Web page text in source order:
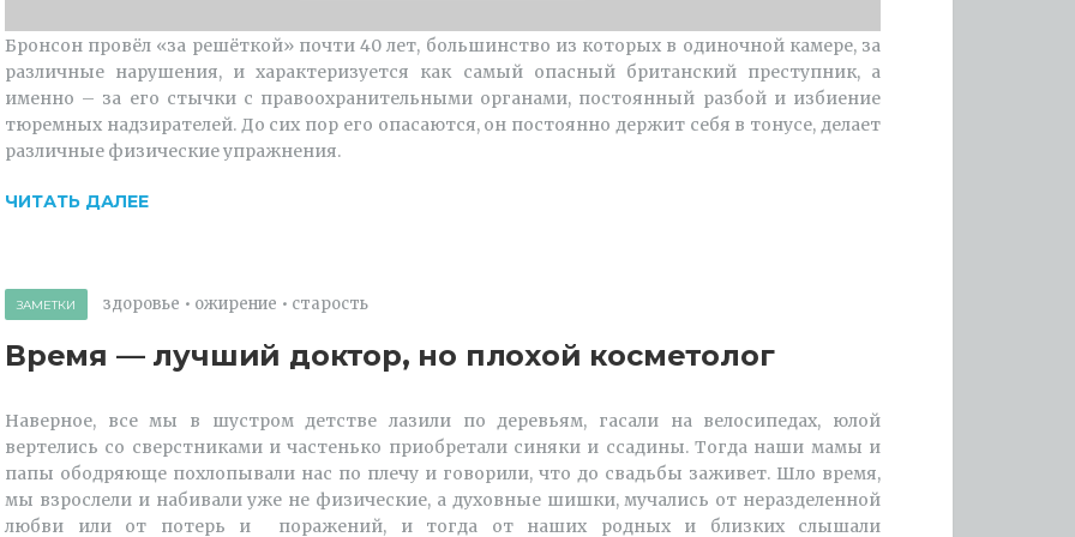
Бронсон провёл «за решёткой» почти 40 лет, большинство из которых в одиночной камере, за
различные нарушения, и характеризуется как самый опасный британский преступник, а
именно – за его стычки с правоохранительными органами, постоянный разбой и избиение
тюремных надзирателей. До сих пор его опасаются, он постоянно держит себя в тонусе, делает
различные физические упражнения.
ЧИТАТЬ ДАЛЕЕ
ЗАМЕТКИ здоровье • ожирение • старость
Время — лучший доктор, но плохой косметолог
Наверное, все мы в шустром детстве лазили по деревьям, гасали на велосипедах, юлой
вертелись со сверстниками и частенько приобретали синяки и ссадины. Тогда наши мамы и
папы ободряюще похлопывали нас по плечу и говорили, что до свадьбы заживет. Шло время,
мы взрослели и набивали уже не физические, а духовные шишки, мучались от неразделенной
любви или от потерь и поражений, и тогда от наших родных и близких слышали